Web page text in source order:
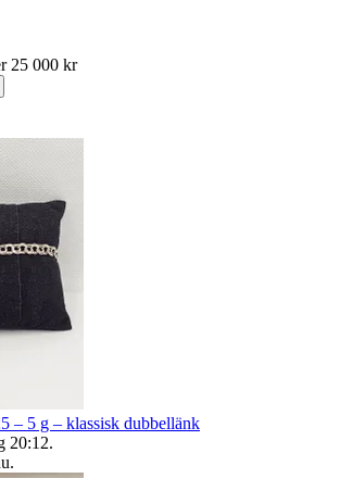
25 000 kr
– 5 g – klassisk dubbellänk
20:12.
.